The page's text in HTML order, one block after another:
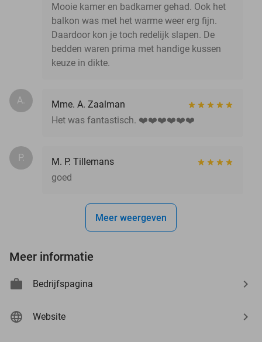
Mooie kamer en badkamer gehad. Ook het
balkon was met het warme weer erg fijn.
Daardoor kon je toch redelijk slapen. De
bedden waren prima met handige kussen
keuze in dikte.
A.
Mme. A. Zaalman
Het was fantastisch. ❤️❤️❤️❤️❤️❤️
P.
M. P. Tillemans
goed
Meer weergeven
Meer informatie
Bedrijfspagina
Website